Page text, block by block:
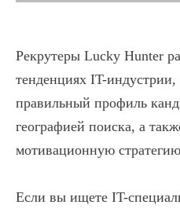
Рекрутеры Lucky Hunter
тенденциях IT-индустрии,
правильный профиль
географией поиска, а
мотивационную
Если вы ищете IT-